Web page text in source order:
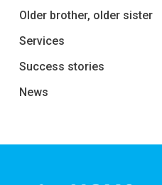
Older brother, older sister
Services
Success stories
News